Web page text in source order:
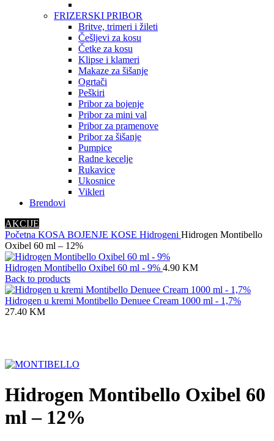
FRIZERSKI PRIBOR
Britve, trimeri i žileti
Češljevi za kosu
Četke za kosu
Klipse i klameri
Makaze za šišanje
Ogrtači
Peškiri
Pribor za bojenje
Pribor za mini val
Pribor za pramenove
Pribor za šišanje
Pumpice
Radne kecelje
Rukavice
Ukosnice
Vikleri
Brendovi
AKCIJE
Početna KOSA BOJENJE KOSE Hidrogeni Hidrogen Montibello
Oxibel 60 ml – 12%
Hidrogen Montibello Oxibel 60 ml - 9% 4.90 KM
Back to products
Hidrogen u kremi Montibello Denuee Cream 1000 ml - 1,7%
27.40 KM
Hidrogen Montibello Oxibel 60
ml – 12%